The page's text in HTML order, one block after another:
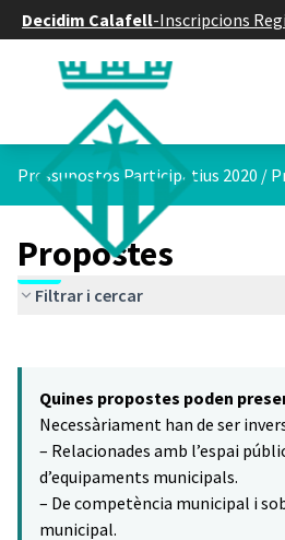
Decidim Calafell-Inscripcions
Pressupostos Participatius 2020 /
Propostes
Filtrar i cercar
−
Quines propostes poden
Necessàriament han de ser
– Relacionades amb l’espai
d’equipaments municipals.
– De competència municipal i
municipal.